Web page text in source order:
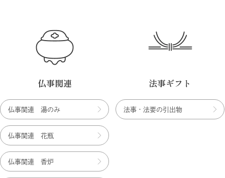
仏事関連
仏事関連 湯のみ
仏事関連 花瓶
仏事関連 香炉
法事ギフト
法事・法要の引出物